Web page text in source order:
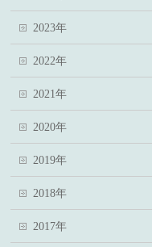
2023年
2022年
2021年
2020年
2019年
2018年
2017年